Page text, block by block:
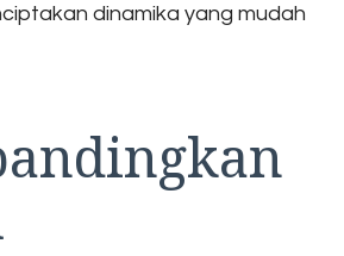
dinamika yang mudah